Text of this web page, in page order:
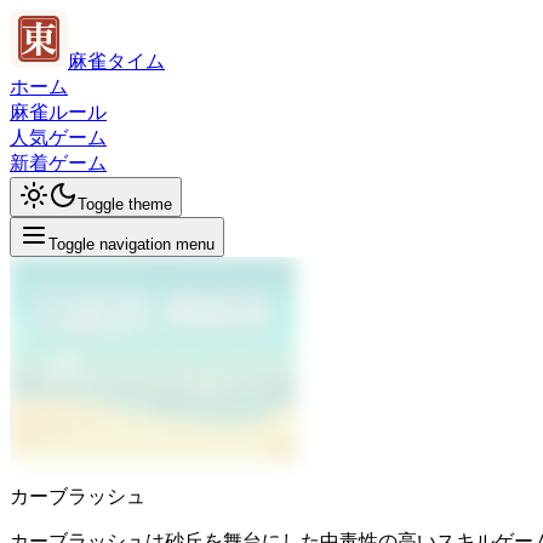
麻雀タイム
ホーム
麻雀ルール
人気ゲーム
新着ゲーム
Toggle theme
Toggle navigation menu
カーブラッシュ